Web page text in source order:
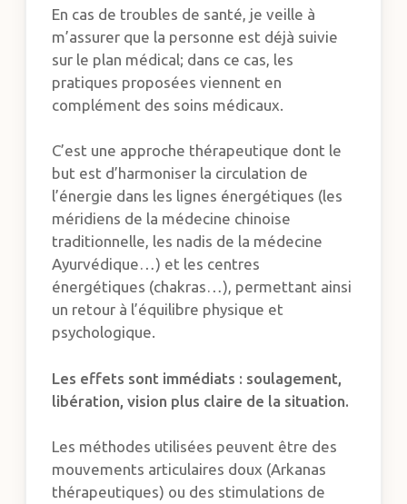
En cas de troubles de santé, je veille à
m’assurer que la personne est déjà suivie
sur le plan médical; dans ce cas, les
pratiques proposées viennent en
complément des soins médicaux.
C’est une approche thérapeutique dont le
but est d’harmoniser la circulation de
l’énergie dans les lignes énergétiques (les
méridiens de la médecine chinoise
traditionnelle, les nadis de la médecine
Ayurvédique…) et les centres
énergétiques (chakras…), permettant ainsi
un retour à l’équilibre physique et
psychologique.
Les effets sont immédiats : soulagement,
libération, vision plus claire de la situation.
Les méthodes utilisées peuvent être des
mouvements articulaires doux (Arkanas
thérapeutiques) ou des stimulations de